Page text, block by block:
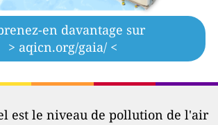
en davantage sur
> aqicn.org/gaia/ <
est le niveau de pollution de l'air